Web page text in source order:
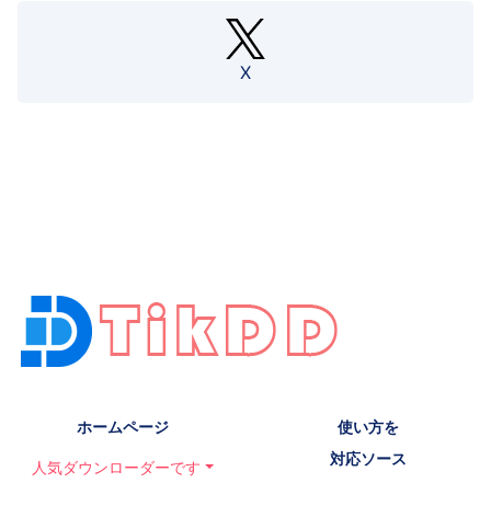
X
ホームページ 使い方を
人気ダウンローダーです 対応ソース